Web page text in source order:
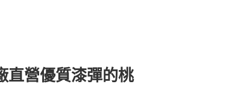
直營優質漆彈的桃